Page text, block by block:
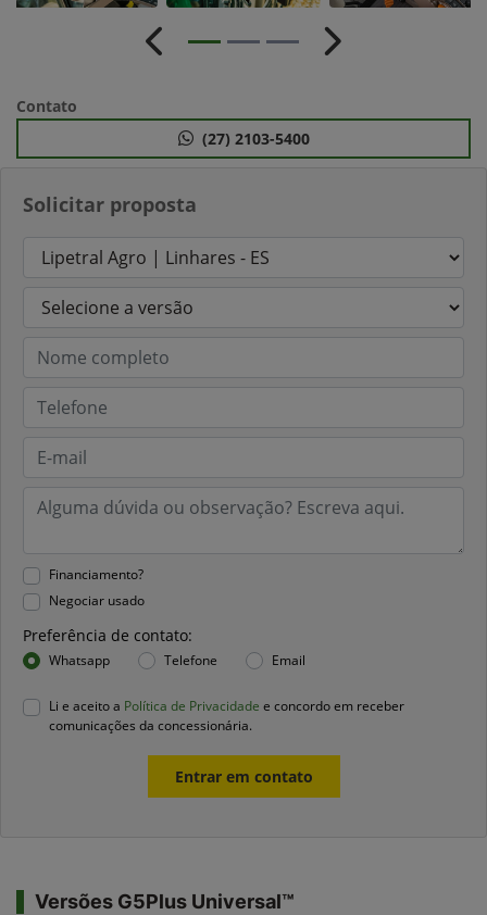
Solicitar proposta
Financiamento?
Negociar usado
Preferência de contato:
Whatsapp Telefone Email
Li e aceito a Política de Privacidade e concordo em receber
comunicações da concessionária.
Entrar em contato
Anterior Próximo
Contato
(27) 2103-5400
Versões G5Plus Universal™